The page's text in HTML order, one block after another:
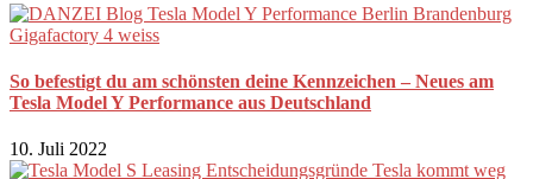
So befestigt du am schönsten deine Kennzeichen – Neues am
Tesla Model Y Performance aus Deutschland
10. Juli 2022